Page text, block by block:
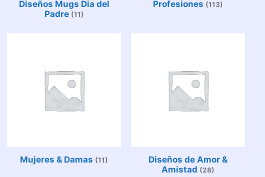
Diseños Mugs Dia del
Padre (11)
Profesiones (113)
Mujeres & Damas (11)
Diseños de Amor &
Amistad (28)